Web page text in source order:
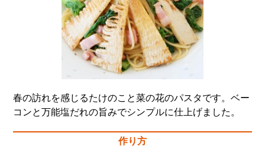
春の訪れを感じるたけのこと菜の花のパスタです。ベー
コンと万能塩だれの旨みでシンプルに仕上げました。
作り方